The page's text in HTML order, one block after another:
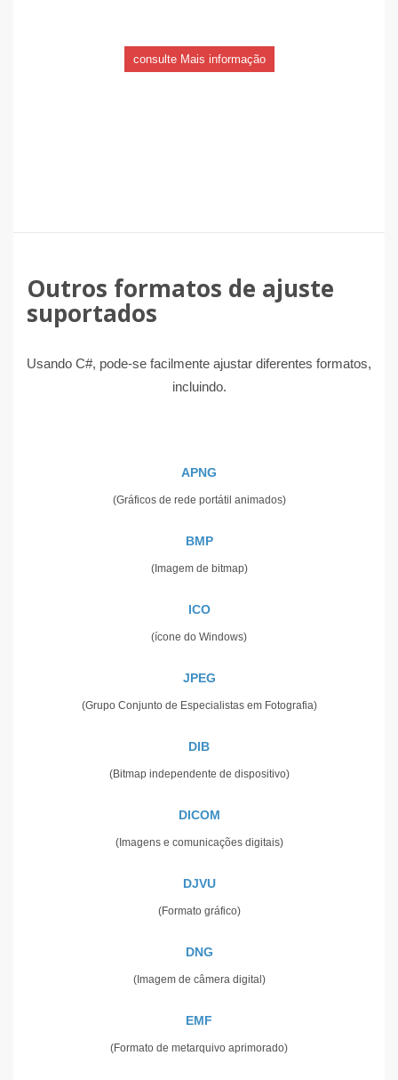
consulte Mais informação
Outros formatos de ajuste
suportados
Usando C#, pode-se facilmente ajustar diferentes formatos,
incluindo.
APNG
(Gráficos de rede portátil animados)
BMP
(Imagem de bitmap)
ICO
(ícone do Windows)
JPEG
(Grupo Conjunto de Especialistas em Fotografia)
DIB
(Bitmap independente de dispositivo)
DICOM
(Imagens e comunicações digitais)
DJVU
(Formato gráfico)
DNG
(Imagem de câmera digital)
EMF
(Formato de metarquivo aprimorado)